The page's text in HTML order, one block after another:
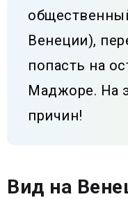
Венеции),
попасть на
Маджоре. На
причин!
Вид на